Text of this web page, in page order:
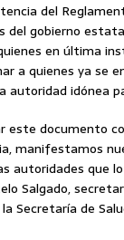
del
gobierno
en última
a quienes ya se
autoridad idónea
este documento
manifestamos
autoridades que
Salgado,
Secretaría de